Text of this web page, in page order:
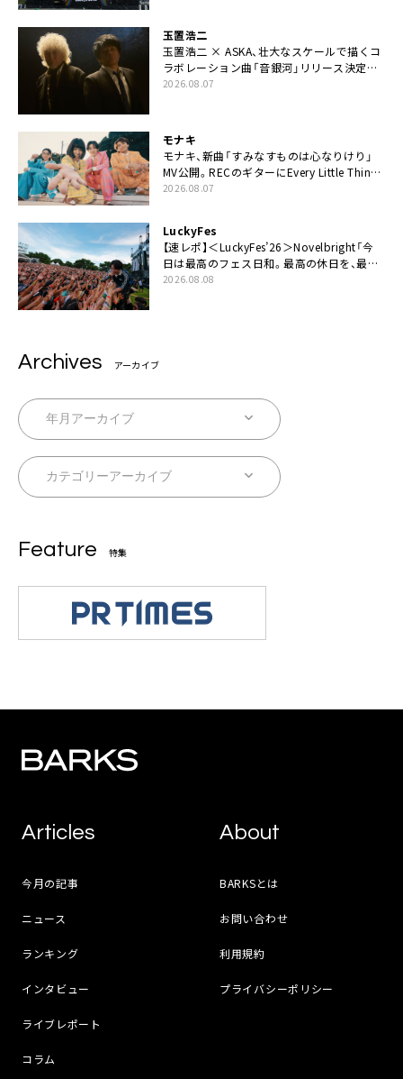
玉置浩二
玉置浩二 × ASKA、壮大なスケールで描くコ
ラボレーション曲「音銀河」リリース決定。
カップリングには新曲「命の宿り」収録も
2026.08.07
モナキ
モナキ、新曲「すみなすものは心なりけり」
MV公開。RECのギターにEvery Little Thing・
伊藤一朗参加も
2026.08.07
LuckyFes
【速レポ】＜LuckyFes’26＞Novelbright「今
日は最高のフェス日和。最高の休日を、最高
の夏休みを作っていきたい」
2026.08.08
Archives アーカイブ
Feature 特集
Articles
今月の記事
ニュース
ランキング
インタビュー
ライブレポート
コラム
About
BARKSとは
お問い合わせ
利用規約
プライバシーポリシー